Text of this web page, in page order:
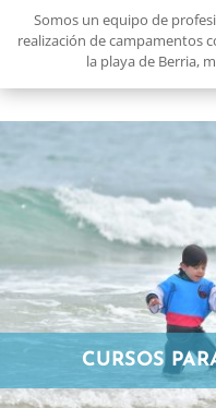
Somos un equipo de
realización de campamentos
la playa de Berria,
CURSOS